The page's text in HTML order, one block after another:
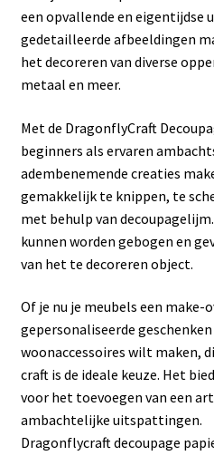
een opvallende en eigentijdse
gedetailleerde afbeeldingen
het decoreren van diverse
metaal en meer.
Met de DragonflyCraft
beginners als ervaren
adembenemende creaties
gemakkelijk te knippen, te
met behulp van
kunnen worden gebogen en
van het te decoreren object.
Of je nu je meubels een make-
gepersonaliseerde
woonaccessoires wilt maken,
craft is de ideale keuze. Het
voor het toevoegen van een
ambachtelijke uitspattingen.
Dragonflycraft decoupage